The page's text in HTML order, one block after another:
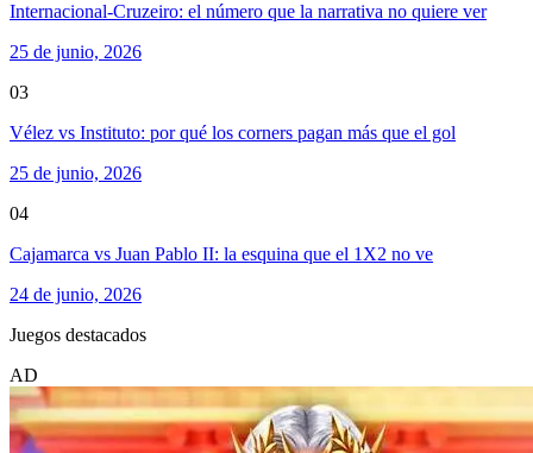
Internacional-Cruzeiro: el número que la narrativa no quiere ver
25 de junio, 2026
03
Vélez vs Instituto: por qué los corners pagan más que el gol
25 de junio, 2026
04
Cajamarca vs Juan Pablo II: la esquina que el 1X2 no ve
24 de junio, 2026
Juegos destacados
AD